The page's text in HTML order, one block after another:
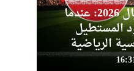
مصر وإيران في مونديال 2026: عندما
المستطيل
الرياضية